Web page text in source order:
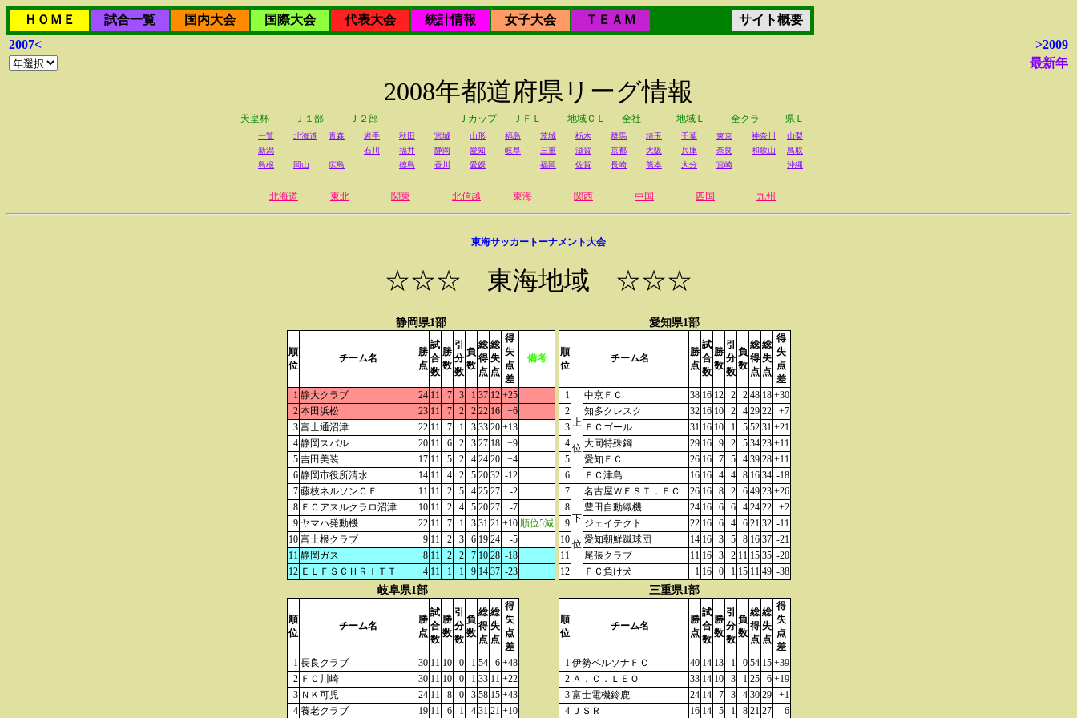
ＨＯＭＥ 試合一覧 国内大会 国際大会 代表大会 統計情報 女子大会 ＴＥＡＭ
サイト概要
2007<
>2009
最新年
2008年都道府県リーグ情報
天皇杯 Ｊ１部 Ｊ２部 Ｊカップ ＪＦＬ 地域ＣＬ 全社 地域Ｌ 全クラ 県Ｌ
一覧 北海道 青森 岩手 秋田 宮城 山形 福島 茨城 栃木 群馬 埼玉 千葉 東京 神奈川
山梨
新潟
石川 福井 静岡 愛知 岐阜 三重 滋賀 京都 大阪 兵庫 奈良 和歌山
鳥取
島根
岡山 広島 徳島 香川 愛媛 福岡 佐賀 長崎 熊本 大分 宮崎 沖縄
北海道 東北 関東 北信越 東海 関西 中国 四国 九州
東海サッカートーナメント大会
☆☆☆ 東海地域 ☆☆☆
静岡県1部
順
位
チーム名
勝
点
試
合
数
勝
数
引
分
数
負
数
総
得
点
総
失
点
得
失
点
差
備考
1 静大クラブ 24 11 7 3 1 37 12 +25
2 本田浜松 23 11 7 2 2 22 16
+6
3 富士通沼津 22 11 7 1 3 33 20 +13
4 静岡スバル 20 11 6 2 3 27 18
+9
5 吉田美装 17 11 5 2 4 24 20
+4
6 静岡市役所清水 14 11 4 2 5 20 32 -12
7 藤枝ネルソンＣＦ 11 11 2 5 4 25 27
-2
8 ＦＣアスルクラロ沼津 10 11 2 4 5 20 27
-7
9 ヤマハ発動機 22 11 7 1 3 31 21 +10 順位5減
10 富士根クラブ 9 11 2 3 6 19 24
-5
11 静岡ガス 8 11 2 2 7 10 28 -18
12 ＥＬＦＳＣＨＲＩＴＴ 4 11 1 1 9 14 37 -23
愛知県1部
順
位
チーム名
勝
点
試
合
数
勝
数
引
分
数
負
数
総
得
点
総
失
点
得
失
点
差
1
上
位
中京ＦＣ 38 16 12 2 2 48 18 +30
2
知多クレスク 32 16 10 2 4 29 22
+7
3
ＦＣゴール 31 16 10 1 5 52 31 +21
4
大同特殊鋼 29 16 9 2 5 34 23 +11
5
愛知ＦＣ 26 16 7 5 4 39 28 +11
6
ＦＣ津島 16 16 4 4 8 16 34 -18
7
下
位
名古屋ＷＥＳＴ．ＦＣ 26 16 8 2 6 49 23 +26
8
豊田自動織機 24 16 6 6 4 24 22
+2
9
ジェイテクト 22 16 6 4 6 21 32 -11
10
愛知朝鮮蹴球団 14 16 3 5 8 16 37 -21
11
尾張クラブ 11 16 3 2 11 15 35 -20
12
ＦＣ負け犬 1 16 0 1 15 11 49 -38
岐阜県1部
順
位
チーム名
勝
点
試
合
数
勝
数
引
分
数
負
数
総
得
点
総
失
点
得
失
点
差
1 長良クラブ 30 11 10 0 1 54 6 +48
2 ＦＣ川崎 30 11 10 0 1 33 11 +22
3 ＮＫ可児 24 11 8 0 3 58 15 +43
4 養老クラブ 19 11 6 1 4 31 21 +10
三重県1部
順
位
チーム名
勝
点
試
合
数
勝
数
引
分
数
負
数
総
得
点
総
失
点
得
失
点
差
1 伊勢ペルソナＦＣ 40 14 13 1 0 54 15 +39
2 Ａ．Ｃ．ＬＥＯ 33 14 10 3 1 25 6 +19
3 富士電機鈴鹿 24 14 7 3 4 30 29
+1
4 ＪＳＲ 16 14 5 1 8 21 27 -6